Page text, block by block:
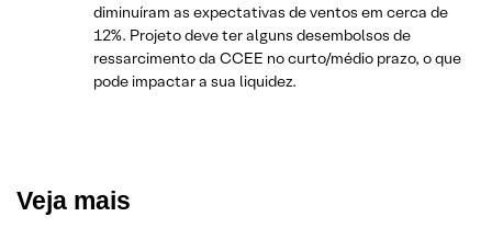
diminuíram as expectativas de ventos em cerca de
12%. Projeto deve ter alguns desembolsos de
ressarcimento da CCEE no curto/médio prazo, o que
pode impactar a sua liquidez.
Veja mais